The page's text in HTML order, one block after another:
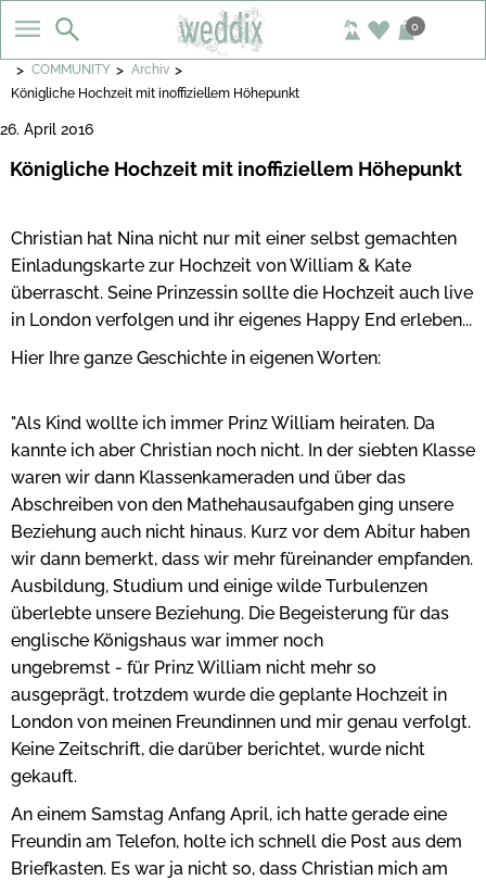
0
> COMMUNITY > Archiv >
Königliche Hochzeit mit inoffiziellem Höhepunkt
26. April 2016
Königliche Hochzeit mit inoffiziellem Höhepunkt
Christian hat Nina nicht nur mit einer selbst gemachten
Einladungskarte zur Hochzeit von William & Kate
überrascht. Seine Prinzessin sollte die Hochzeit auch live
in London verfolgen und ihr eigenes Happy End erleben...
Hier Ihre ganze Geschichte in eigenen Worten:
"Als Kind wollte ich immer Prinz William heiraten. Da
kannte ich aber Christian noch nicht. In der siebten Klasse
waren wir dann Klassenkameraden und über das
Abschreiben von den Mathehausaufgaben ging unsere
Beziehung auch nicht hinaus. Kurz vor dem Abitur haben
wir dann bemerkt, dass wir mehr füreinander empfanden.
Ausbildung, Studium und einige wilde Turbulenzen
überlebte unsere Beziehung. Die Begeisterung für das
englische Königshaus war immer noch
ungebremst - für Prinz William nicht mehr so
ausgeprägt, trotzdem wurde die geplante Hochzeit in
London von meinen Freundinnen und mir genau verfolgt.
Keine Zeitschrift, die darüber berichtet, wurde nicht
gekauft.
An einem Samstag Anfang April, ich hatte gerade eine
Freundin am Telefon, holte ich schnell die Post aus dem
Briefkasten. Es war ja nicht so, dass Christian mich am